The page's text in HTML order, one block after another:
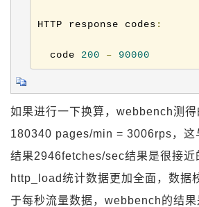
HTTP response codes :
code 200 – 90000
如果进行一下换算，webbench测
180340 pages/min = 3006rps，这
结果2946fetches/sec结果是很接近
http_load统计数据更加全面，数据
于每秒流量数据，webbench的结果